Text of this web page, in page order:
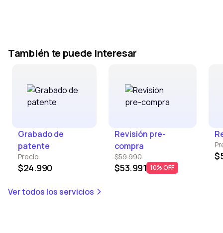
También te puede interesar
Grabado de
patente
Precio
$24.990
Revisión pre-
compra
$59.990
$53.991 10% OFF
Ver todos los servicios